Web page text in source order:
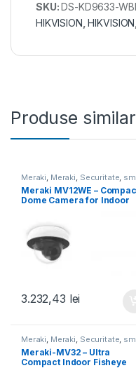
SKU:DS-KD9633-
HIKVISION ,HIKVISION
Produse
Meraki, Meraki, Securitate,
cameras
Meraki MV12WE –
Dome Camera for Indoor
3.232,43 lei
Meraki, Meraki, Securitate,
cameras
Meraki-MV32 – Ultra
Compact Indoor Fisheye